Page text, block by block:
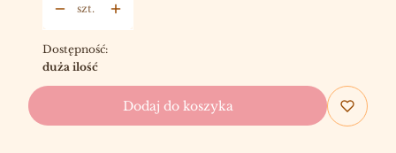
szt.
Dostępność:
duża ilość
Dodaj do koszyka